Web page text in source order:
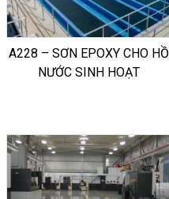
A228 – SƠN EPOXY CHO HỒ
NƯỚC SINH HOẠT